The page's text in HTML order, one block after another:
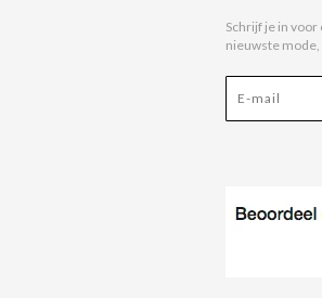
Schrijf je in
nieuwste mode,